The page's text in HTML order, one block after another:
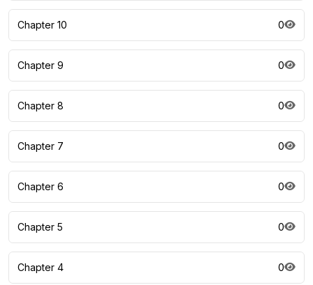
Chapter 10 0
Chapter 9 0
Chapter 8 0
Chapter 7 0
Chapter 6 0
Chapter 5 0
Chapter 4 0